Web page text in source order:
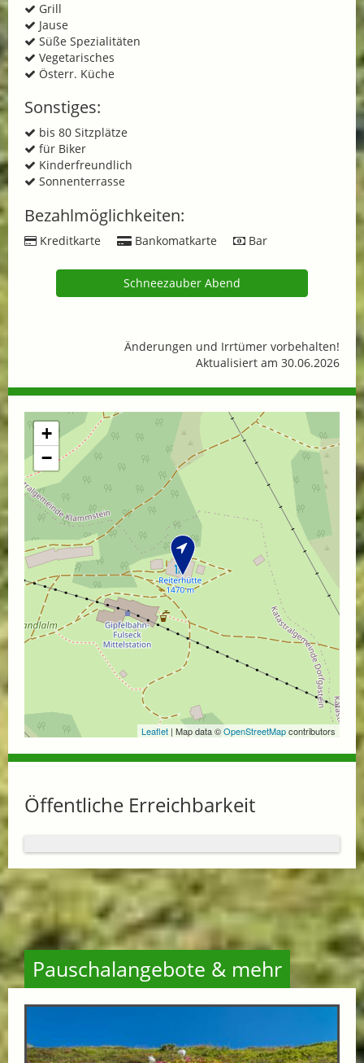
Grill
Jause
Süße Spezialitäten
Vegetarisches
Österr. Küche
Sonstiges:
bis 80 Sitzplätze
für Biker
Kinderfreundlich
Sonnenterrasse
Bezahlmöglichkeiten:
Kreditkarte Bankomatkarte Bar
Schneezauber Abend
Änderungen und Irrtümer vorbehalten!
Aktualisiert am 30.06.2026
+
−
Leaflet | Map data ©OpenStreetMapcontributors
Öffentliche Erreichbarkeit
Pauschalangebote & mehr